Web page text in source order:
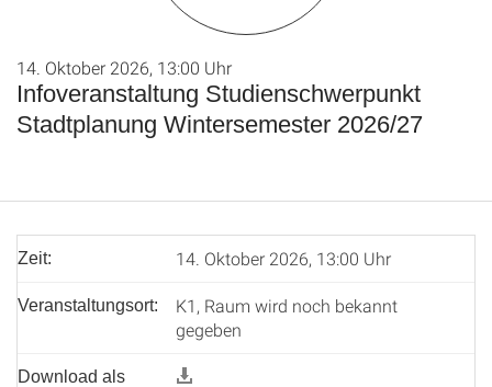
Infoveranstaltung Studienschwerpunkt
Stadtplanung Wintersemester 2026/27
14. Oktober 2026, 13:00 Uhr
Zeit: 14. Oktober 2026, 13:00 Uhr
Veranstaltungsort:
K1, Raum wird noch bekannt
gegeben
Download als